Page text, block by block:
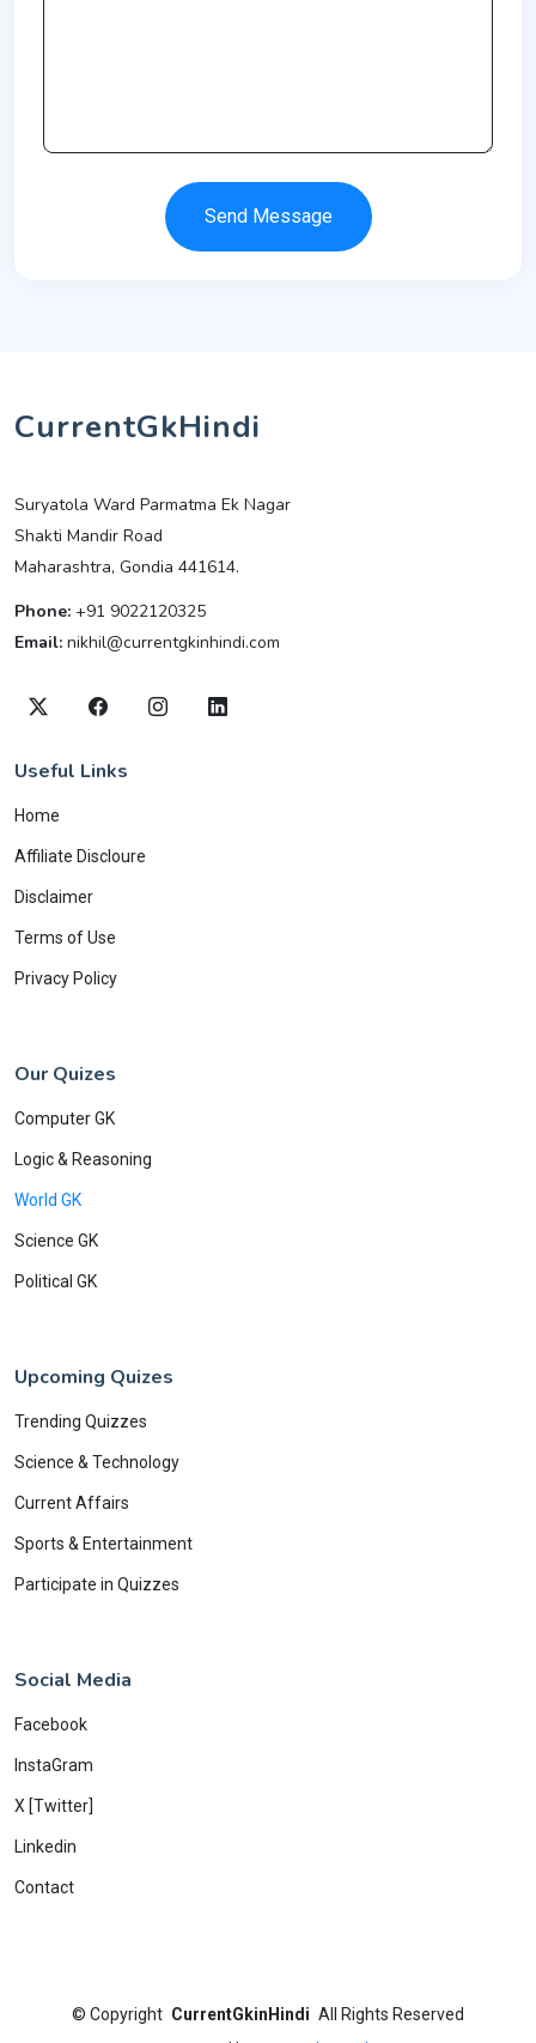
Send Message
CurrentGkHindi
Suryatola Ward Parmatma Ek Nagar
Shakti Mandir Road
Maharashtra, Gondia 441614.
Phone: +91 9022120325
Email: nikhil@currentgkinhindi.com
Useful Links
Home
Affiliate Discloure
Disclaimer
Terms of Use
Privacy Policy
Our Quizes
Computer GK
Logic & Reasoning
World GK
Science GK
Political GK
Upcoming Quizes
Trending Quizzes
Science & Technology
Current Affairs
Sports & Entertainment
Participate in Quizzes
Social Media
Facebook
InstaGram
X [Twitter]
Linkedin
Contact
© Copyright CurrentGkinHindi All Rights Reserved